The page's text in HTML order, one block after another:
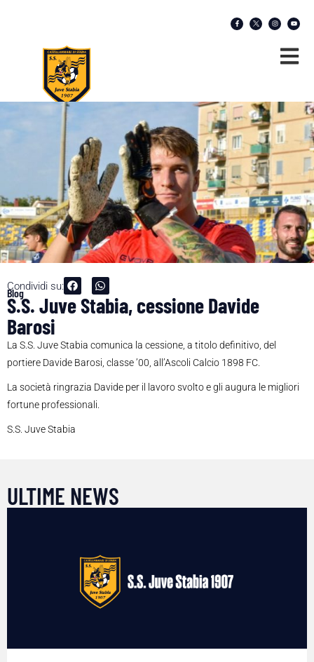
Condividi su:
Blog
S.S. Juve Stabia, cessione Davide
Barosi
La S.S. Juve Stabia comunica la cessione, a titolo definitivo, del
portiere Davide Barosi, classe ’00, all’Ascoli Calcio 1898 FC.
La società ringrazia Davide per il lavoro svolto e gli augura le migliori
fortune professionali.
S.S. Juve Stabia
ULTIME NEWS